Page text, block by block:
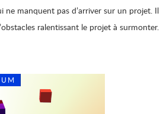
ne manquent pas d’arriver sur un projet.
ralentissant le projet à surmonter.